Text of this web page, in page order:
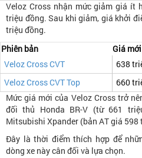
Veloz Cross nhận mức giảm giá ít
triệu đồng. Sau khi giảm, giá khởi
triệu đồng.
Phiên bản
Giá mới
Veloz Cross CVT
638
Veloz Cross CVT Top
660
Mức giá mới của Veloz Cross trở
đối thủ Honda BR-V (từ 661
Mitsubishi Xpander (bản AT giá 598
Đây là thời điểm thích hợp để
dòng xe này cân đối và lựa chọn.